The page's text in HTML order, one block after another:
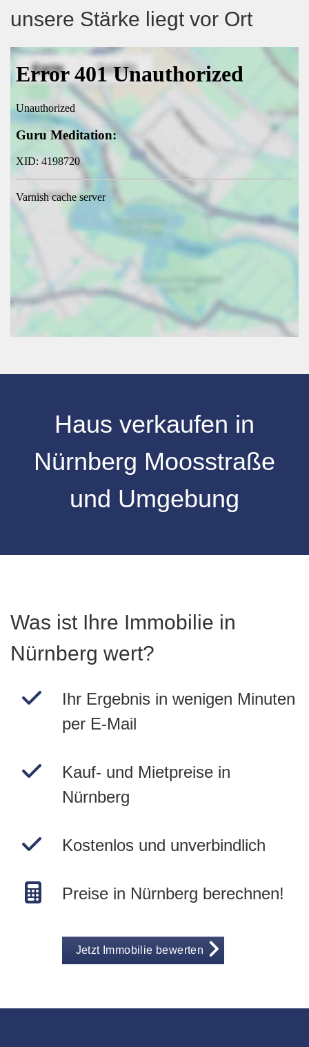
unsere Stärke liegt vor Ort
Haus verkaufen in
Nürnberg Moosstraße
und Umgebung
Was ist Ihre Immobilie in
Nürnberg wert?
Ihr Ergebnis in wenigen Minuten
per E-Mail
Kauf- und Mietpreise in
Nürnberg
Kostenlos und unverbindlich
Preise in Nürnberg berechnen!
Jetzt Immobilie bewerten